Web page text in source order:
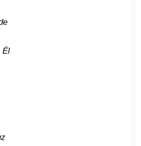
Él